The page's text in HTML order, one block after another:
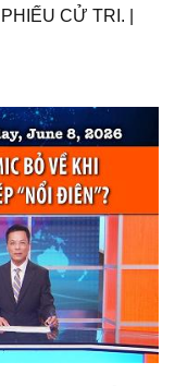
CỬ TRI. |